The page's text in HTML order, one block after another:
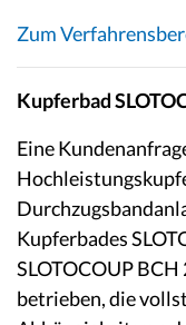
Zum
Kupferbad
Eine
Kupferbades
SLOTOCOUP
betrieben, die